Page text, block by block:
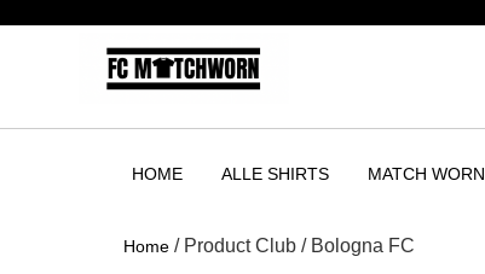
HOME ALLE SHIRTS MATCH WORN
Home / Product Club / Bologna FC